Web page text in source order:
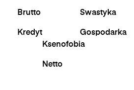
Brutto
Kredyt
Swastyka
Gospodarka
Ksenofobia
Netto